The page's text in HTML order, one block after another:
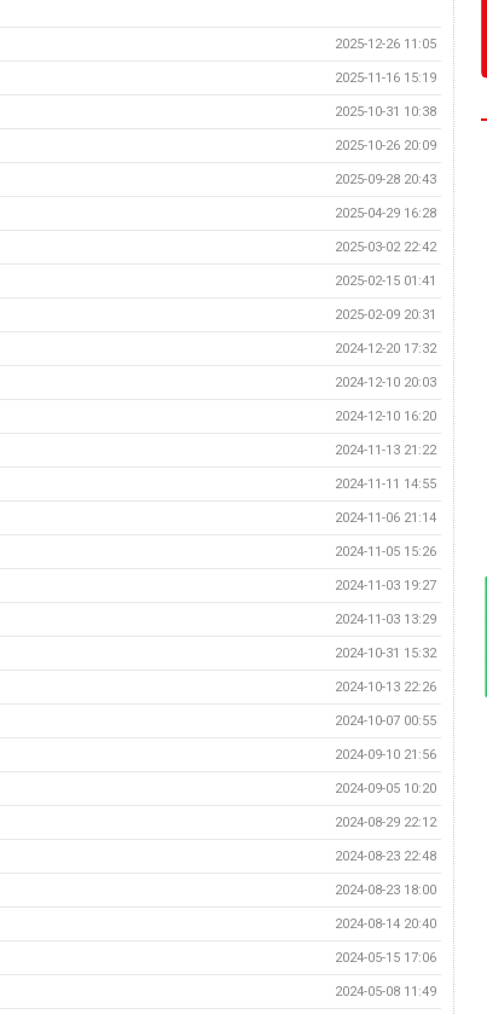
2025-12-26 11:05
2025-11-16 15:19
2025-10-31 10:38
2025-10-26 20:09
2025-09-28 20:43
2025-04-29 16:28
2025-03-02 22:42
2025-02-15 01:41
2025-02-09 20:31
2024-12-20 17:32
2024-12-10 20:03
2024-12-10 16:20
2024-11-13 21:22
2024-11-11 14:55
2024-11-06 21:14
2024-11-05 15:26
2024-11-03 19:27
2024-11-03 13:29
2024-10-31 15:32
2024-10-13 22:26
2024-10-07 00:55
2024-09-10 21:56
2024-09-05 10:20
2024-08-29 22:12
2024-08-23 22:48
2024-08-23 18:00
2024-08-14 20:40
2024-05-15 17:06
2024-05-08 11:49